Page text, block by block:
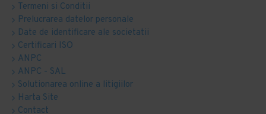
Termeni si Conditii
Prelucrarea datelor personale
Date de identificare ale societatii
Certificari ISO
ANPC
ANPC - SAL
Solutionarea online a litigiilor
Harta Site
Contact